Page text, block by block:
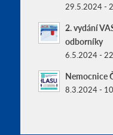
29.5.2024 -
2. vydání
odborníky
6.5.2024 -
Nemocnice
8.3.2024 -